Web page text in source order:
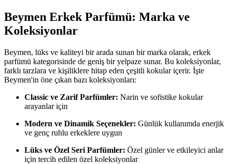
Beymen Erkek Parfümü: Marka ve
Koleksiyonlar
Beymen, lüks ve kaliteyi bir arada sunan bir marka olarak, erkek
parfümü kategorisinde de geniş bir yelpaze sunar. Bu koleksiyonlar,
farklı tarzlara ve kişiliklere hitap eden çeşitli kokular içerir. İşte
Beymen'in öne çıkan bazı koleksiyonları:
Classic ve Zarif Parfümler: Narin ve sofistike kokular
arayanlar için
Modern ve Dinamik Seçenekler: Günlük kullanımda enerjik
ve genç ruhlu erkeklere uygun
Lüks ve Özel Seri Parfümler: Özel günler ve etkileyici anlar
için tercih edilen özel koleksiyonlar